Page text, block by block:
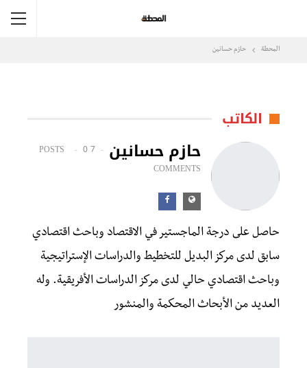
المحطة حازم حسانين
الكاتب
حازم حسانين 7 POSTS
0
COMMENTS
حاصل على درجة الماجستير في الاقتصاد وباحث اقتصادي
سابق لدى مركز البديل للتخطيط والدراسات الإستراتيجية
وباحث اقتصادي حالي لدى مركز الدراسات الأفريقية. وله
العديد من الأبحاث المحكمة والمنشور